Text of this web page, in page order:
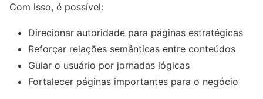
Com isso, é possível:
Direcionar autoridade para páginas estratégicas
Reforçar relações semânticas entre conteúdos
Guiar o usuário por jornadas lógicas
Fortalecer páginas importantes para o negócio